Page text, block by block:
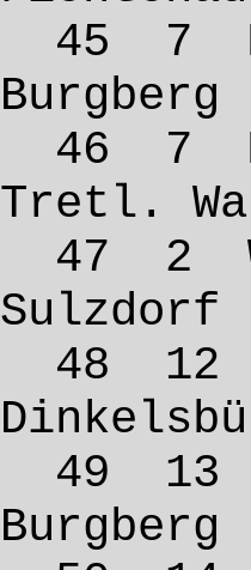
45 7
46 7
Tretl.
47 2
48
49 13